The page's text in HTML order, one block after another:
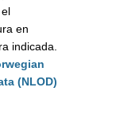
en
indicada.
(NLOD)